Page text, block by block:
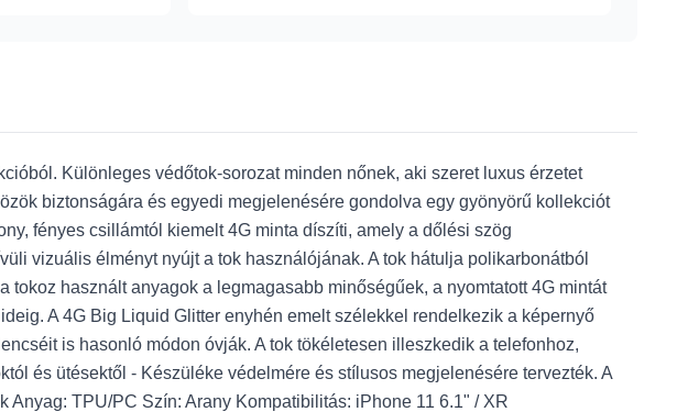
Különleges védőtok-sorozat minden nőnek, aki szeret luxus érzetet
biztonságára és egyedi megjelenésére gondolva egy gyönyörű kollekciót
fényes csillámtól kiemelt 4G minta díszíti, amely a dőlési szög
vizuális élményt nyújt a tok használójának. A tok hátulja polikarbonátból
használt anyagok a legmagasabb minőségűek, a nyomtatott 4G mintát
A 4G Big Liquid Glitter enyhén emelt szélekkel rendelkezik a képernyő
is hasonló módon óvják. A tok tökéletesen illeszkedik a telefonhoz,
és ütésektől - Készüléke védelmére és stílusos megjelenésére tervezték. A
TPU/PC Szín: Arany Kompatibilitás: iPhone 11 6.1" / XR